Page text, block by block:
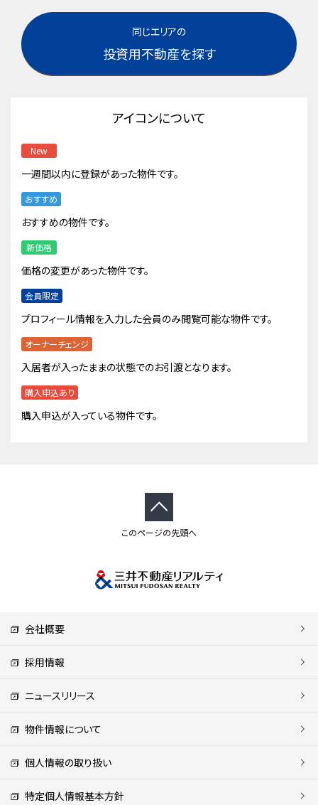
同じエリアの
投資用不動産を探す
アイコンについて
New
一週間以内に登録があった物件です。
おすすめ
おすすめの物件です。
新価格
価格の変更があった物件です。
会員限定
プロフィール情報を入力した会員のみ閲覧可能な物件です。
オーナーチェンジ
入居者が入ったままの状態でのお引渡となります。
購入申込あり
購入申込が入っている物件です。
このページの先頭へ
会社概要
採用情報
ニュースリリース
物件情報について
個人情報の取り扱い
特定個人情報基本方針